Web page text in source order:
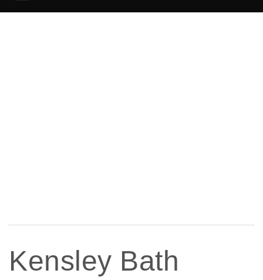
Kensley Bath